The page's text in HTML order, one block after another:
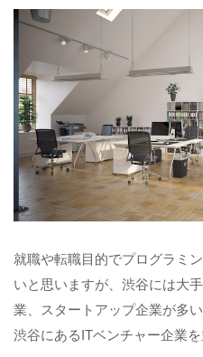
就職や転職目的でプログラミ
いと思いますが、渋谷には大
業、スタートアップ企業が多い
渋谷にあるITベンチャー企業